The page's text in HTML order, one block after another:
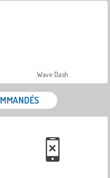
Wave Dash